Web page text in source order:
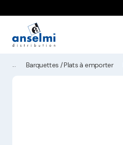
Barquettes / Plats à emporter